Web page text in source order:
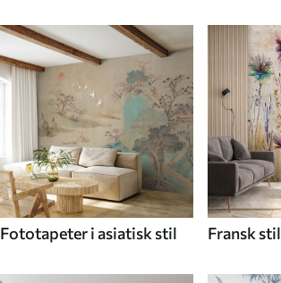
Fototapeter i asiatisk stil Fransk stil